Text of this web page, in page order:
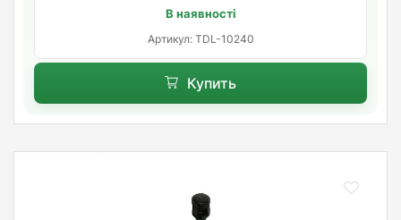
В наявності
Артикул: TDL-10240
Купить